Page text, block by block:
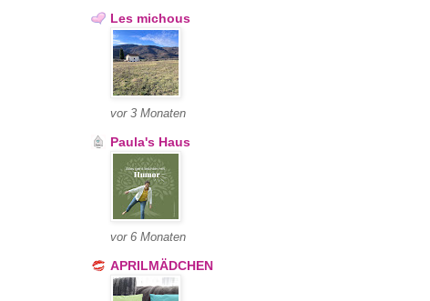
Les michous
vor 3 Monaten
Paula's Haus
vor 6 Monaten
APRILMÄDCHEN